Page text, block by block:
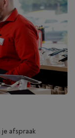
afspraak